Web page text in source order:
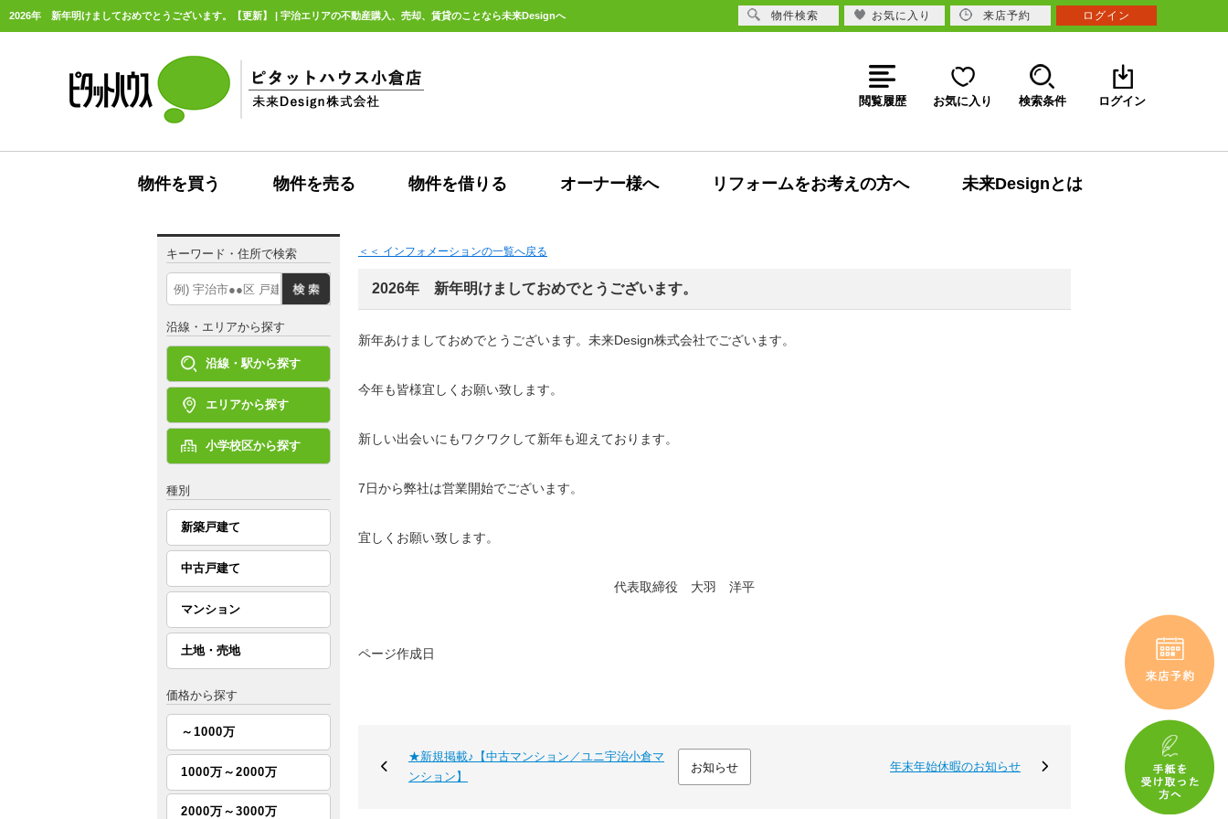
2026年 新年明けましておめでとうございます。【更新】 | 宇治エリアの不動産購入、売却、賃貸のことなら未来Designへ
閲覧履歴 お気に入り 検索条件 ログイン
物件を買う 物件を売る 物件を借りる オーナー様へ リフォームをお考えの方へ 未来Designとは
＜＜ インフォメーションの一覧へ戻る
2026年 新年明けましておめでとうございます。
新年あけましておめでとうございます。未来Design株式会社でございます。
今年も皆様宜しくお願い致します。
新しい出会いにもワクワクして新年も迎えております。
7日から弊社は営業開始でございます。
宜しくお願い致します。
代表取締役 大羽 洋平
ページ作成日
★新規掲載♪【中古マンション／ユニ宇治小倉マ
ンション】
お知らせ 年末年始休暇のお知らせ
キーワード・住所で検索
沿線・エリアから探す
沿線・駅から探す
エリアから探す
小学校区から探す
種別
新築戸建て
中古戸建て
マンション
土地・売地
価格から探す
～1000万
1000万～2000万
2000万～3000万
物件検索 お気に入り 来店予約 ログイン